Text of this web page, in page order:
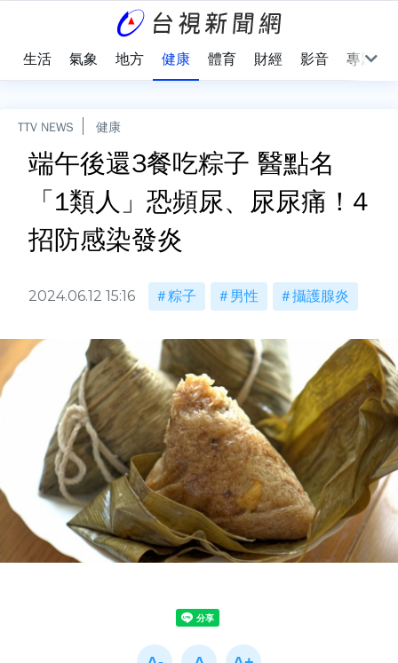
生活 氣象 地方 健康 體育 財經 影音 專題
TTV NEWS 健康
端午後還3餐吃粽子 醫點名
「1類人」恐頻尿、尿尿痛！4
招防感染發炎
2024.06.12 15:16 粽子 男性 攝護腺炎